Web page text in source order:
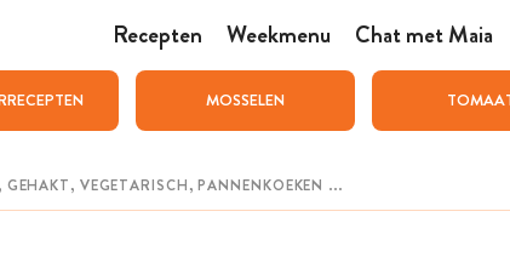
Recepten Weekmenu Chat met Maia
MOSSELEN